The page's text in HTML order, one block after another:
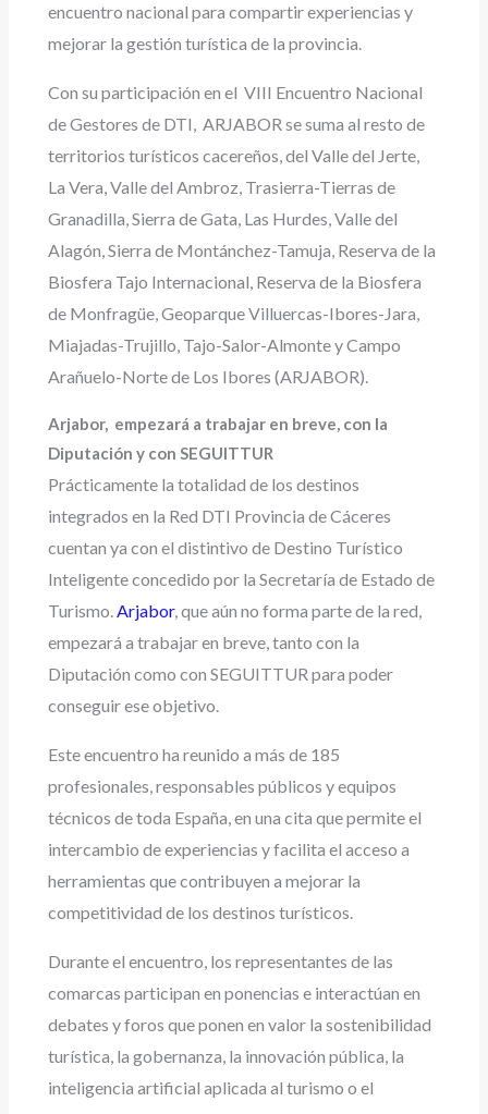
encuentro nacional para compartir experiencias y
mejorar la gestión turística de la provincia.
Con su participación en el VIII Encuentro Nacional
de Gestores de DTI, ARJABOR se suma al resto de
territorios turísticos cacereños, del Valle del Jerte,
La Vera, Valle del Ambroz, Trasierra-Tierras de
Granadilla, Sierra de Gata, Las Hurdes, Valle del
Alagón, Sierra de Montánchez-Tamuja, Reserva de la
Biosfera Tajo Internacional, Reserva de la Biosfera
de Monfragüe, Geoparque Villuercas-Ibores-Jara,
Miajadas-Trujillo, Tajo-Salor-Almonte y Campo
Arañuelo-Norte de Los Ibores (ARJABOR).
Arjabor, empezará a trabajar en breve, con la
Diputación y con SEGUITTUR
Prácticamente la totalidad de los destinos
integrados en la Red DTI Provincia de Cáceres
cuentan ya con el distintivo de Destino Turístico
Inteligente concedido por la Secretaría de Estado de
Turismo.Arjabor, que aún no forma parte de la red,
empezará a trabajar en breve, tanto con la
Diputación como con SEGUITTUR para poder
conseguir ese objetivo.
Este encuentro ha reunido a más de 185
profesionales, responsables públicos y equipos
técnicos de toda España, en una cita que permite el
intercambio de experiencias y facilita el acceso a
herramientas que contribuyen a mejorar la
competitividad de los destinos turísticos.
Durante el encuentro, los representantes de las
comarcas participan en ponencias e interactúan en
debates y foros que ponen en valor la sostenibilidad
turística, la gobernanza, la innovación pública, la
inteligencia artificial aplicada al turismo o el